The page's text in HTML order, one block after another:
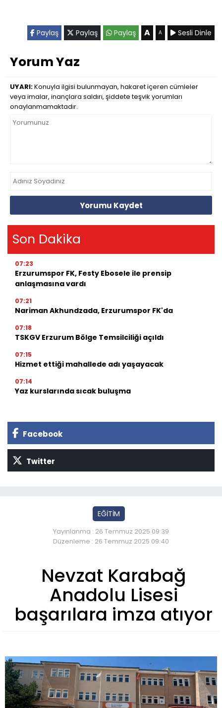
Paylaş Paylaş Paylaş A A Sesli Dinle
Yorum Yaz
UYARI:Konuyla ilgisi bulunmayan, hakaret içeren cümleler
veya imalar, inançlara saldırı, şiddete teşvik yorumları
onaylanmamaktadır.
Yorumu Kaydet
Son Dakika
07:23
Erzurumspor FK, Festy Ebosele ile prensip
anlaşmasına vardı
07:21
Nariman Akhundzada, Erzurumspor FK'da
07:18
TSKGV Erzurum Bölge Temsilciliği açıldı
07:15
Hizmet ettiği mahallede adı yaşayacak
07:14
Yaz kurslarında sıcak buluşma
Facebook
Twitter
EĞİTİM
Yayınlanma : 26 Temmuz 2025 09:39
Düzenleme : 26 Temmuz 2025 09:40
Nevzat Karabağ
Anadolu Lisesi
başarılara imza atıyor